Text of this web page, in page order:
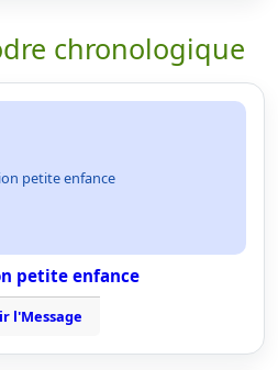
chronologique
petite enfance
petite enfance
l'Message